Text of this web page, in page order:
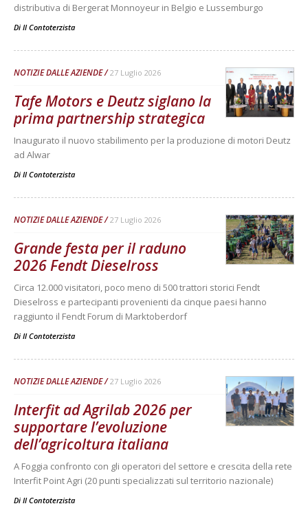
distributiva di Bergerat Monnoyeur in Belgio e Lussemburgo
Di Il Contoterzista
NOTIZIE DALLE AZIENDE 27 Luglio 2026
Tafe Motors e Deutz siglano la
prima partnership strategica
Inaugurato il nuovo stabilimento per la produzione di motori Deutz
ad Alwar
Di Il Contoterzista
NOTIZIE DALLE AZIENDE 27 Luglio 2026
Grande festa per il raduno
2026 Fendt Dieselross
Circa 12.000 visitatori, poco meno di 500 trattori storici Fendt
Dieselross e partecipanti provenienti da cinque paesi hanno
raggiunto il Fendt Forum di Marktoberdorf
Di Il Contoterzista
NOTIZIE DALLE AZIENDE 27 Luglio 2026
Interfit ad Agrilab 2026 per
supportare l’evoluzione
dell’agricoltura italiana
A Foggia confronto con gli operatori del settore e crescita della rete
Interfit Point Agri (20 punti specializzati sul territorio nazionale)
Di Il Contoterzista